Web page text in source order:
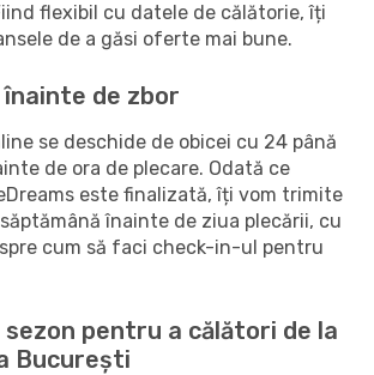
flexibil cu datele de călătorie, îți
de a găsi oferte mai bune.
de zbor
se deschide de obicei cu 24 până
de ora de plecare. Odată ce
este finalizată, îți vom trimite
înainte de ziua plecării, cu
cum să faci check-in-ul pentru
sezon pentru a călători de la
București